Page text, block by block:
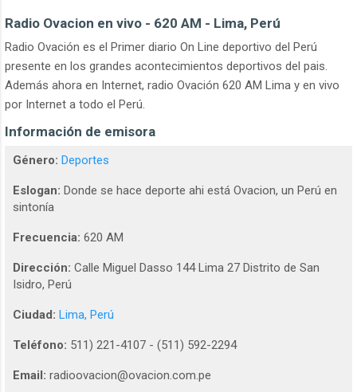
Radio Ovacion en vivo - 620 AM - Lima, Perú
Radio Ovación es el Primer diario On Line deportivo del Perú
presente en los grandes acontecimientos deportivos del pais.
Además ahora en Internet, radio Ovación 620 AM Lima y en vivo
por Internet a todo el Perú.
Información de emisora
Género: Deportes
Eslogan: Donde se hace deporte ahi está Ovacion, un Perú en
sintonía
Frecuencia: 620 AM
Dirección: Calle Miguel Dasso 144 Lima 27 Distrito de San
Isidro, Perú
Ciudad: Lima, Perú
Teléfono: 511) 221-4107 - (511) 592-2294
Email: radioovacion@ovacion.com.pe